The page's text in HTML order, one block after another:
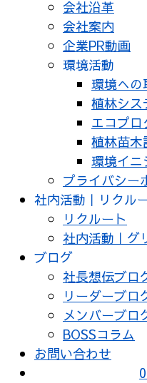
会社沿革
会社案内
企業PR動画
環境活動
環境への
植林シス
エコプ
植林苗木
環境イニ
プライバシー
社内活動｜リクル
リクルート
社内活動｜グ
ブログ
社長想伝ブロ
リーダーブロ
メンバーブロ
BOSSコラム
お問い合わせ